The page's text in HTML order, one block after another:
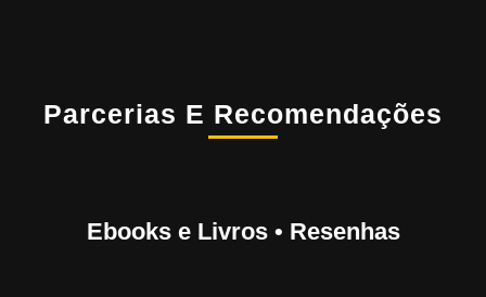
Parcerias E Recomendações
Ebooks e Livros • Resenhas